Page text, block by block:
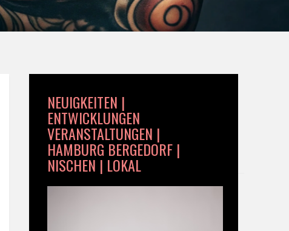
NEUIGKEITEN |
ENTWICKLUNGEN
VERANSTALTUNGEN |
HAMBURG BERGEDORF |
NISCHEN | LOKAL